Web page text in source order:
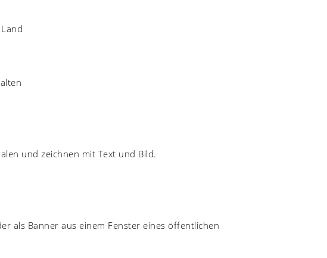
und zeichnen mit Text und Bild.
als Banner aus einem Fenster eines öffentlichen